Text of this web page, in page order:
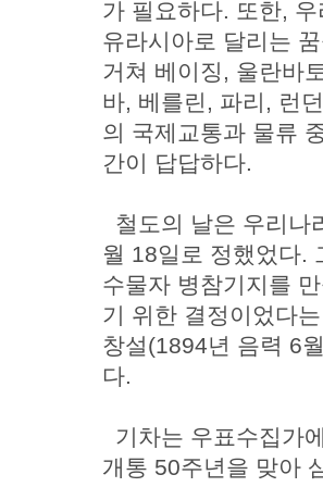
가 필요하다. 또한,
유라시아로 달리는
거쳐 베이징, 울란바
바, 베를린, 파리, 런
의 국제교통과 물류
간이 답답하다.
철도의 날은 우리나
월 18일로 정했었다.
수물자 병참기지를
기 위한 결정이었다
창설(1894년 음력 6
다.
기차는 우표수집가
개통 50주년을 맞아